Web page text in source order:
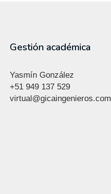
Gestión académica
Yasmín González
+51 949 137 529
virtual@gicaingenieros.com